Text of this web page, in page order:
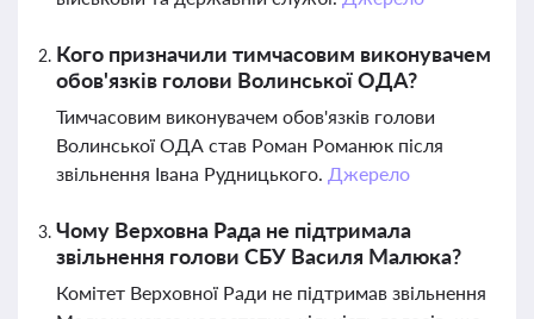
Кого призначили тимчасовим виконувачем
обов'язків голови Волинської ОДА?
Тимчасовим виконувачем обов'язків голови
Волинської ОДА став Роман Романюк після
звільнення Івана Рудницького. Джерело
Чому Верховна Рада не підтримала
звільнення голови СБУ Василя Малюка?
Комітет Верховної Ради не підтримав звільнення